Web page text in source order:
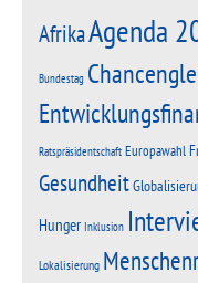
AfrikaAgenda
Bundestag
Ratspräsidentschaft Europawahl
Gesundheit
Hunger Inklusion
Lokalisierung